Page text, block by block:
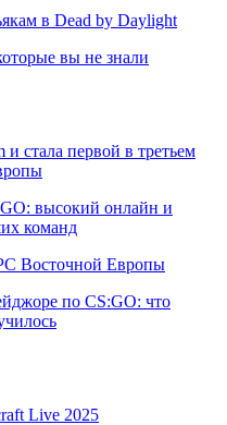
в Dead by Daylight
вы не знали
стала первой в третьем
высокий онлайн и
команд
Восточной Европы
по CS:GO: что
Live 2025